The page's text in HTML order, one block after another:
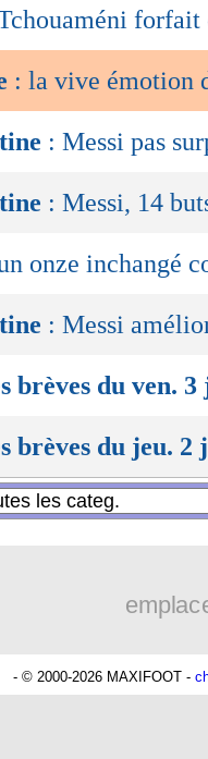
forfait
: la vive émotion
: Messi pas
: Messi, 14
onze inchangé
: Messi
brèves du ven.
brèves du jeu. 2
- © 2000-2026 MAXIFOOT -